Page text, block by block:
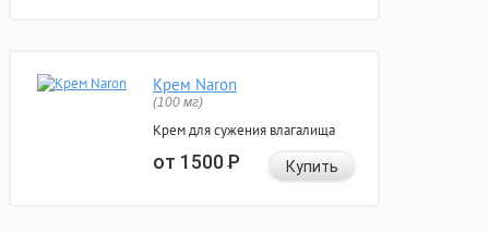
Крем Naron
(100 мг)
Крем для сужения влагалища
от 1500Р Купить